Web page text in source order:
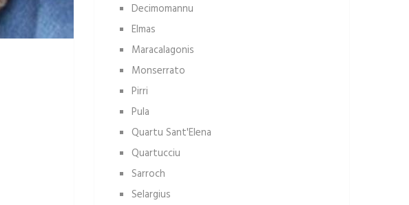
Decimomannu
Elmas
Maracalagonis
Monserrato
Pirri
Pula
Quartu Sant'Elena
Quartucciu
Sarroch
Selargius